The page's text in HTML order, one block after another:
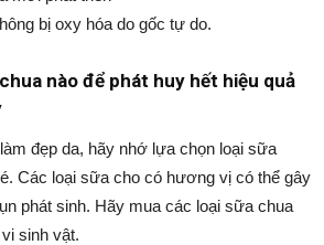
bị oxy hóa do gốc tự do.
nào để phát huy hết hiệu quả
đẹp da, hãy nhớ lựa chọn loại sữa
Các loại sữa cho có hương vị có thể gây
phát sinh. Hãy mua các loại sữa chua
sinh vật.